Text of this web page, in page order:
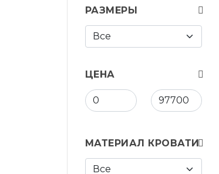
РАЗМЕРЫ
ЦЕНА
МАТЕРИАЛ КРОВАТИ